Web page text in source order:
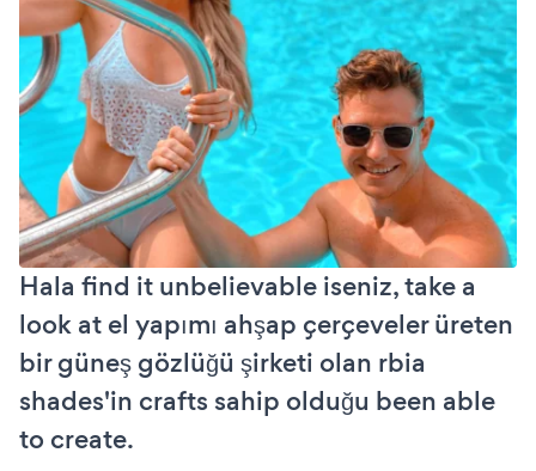
Hala find it unbelievable iseniz, take a
look at el yapımı ahşap çerçeveler üreten
bir güneş gözlüğü şirketi olan rbia
shades'in crafts sahip olduğu been able
to create.